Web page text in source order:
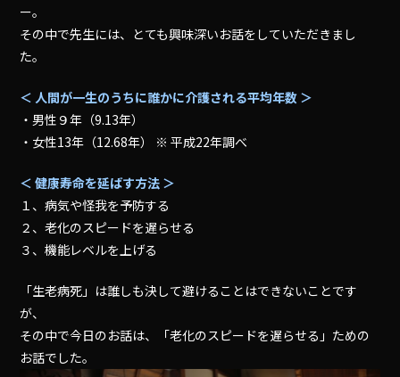
ー。
その中で先生には、とても興味深いお話をしていただきまし
た。
＜ 人間が一生のうちに誰かに介護される平均年数 ＞
・男性９年（9.13年）
・女性13年（12.68年） ※ 平成22年調べ
＜ 健康寿命を延ばす方法 ＞
１、病気や怪我を予防する
２、老化のスピードを遅らせる
３、機能レベルを上げる
「生老病死」は誰しも決して避けることはできないことです
が、
その中で今日のお話は、「老化のスピードを遅らせる」ための
お話でした。